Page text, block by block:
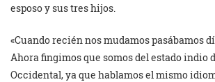
esposo y sus tres hijos.
«Cuando recién nos mudamos pasábamos
Ahora fingimos que somos del estado indio
Occidental, ya que hablamos el mismo